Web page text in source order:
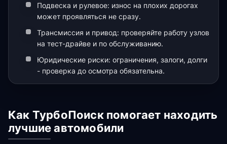
Подвеска и рулевое: износ на плохих дорогах
может проявляться не сразу.
Трансмиссия и привод: проверяйте работу узлов
на тест-драйве и по обслуживанию.
Юридические риски: ограничения, залоги, долги
- проверка до осмотра обязательна.
Как ТурбоПоиск помогает находить
лучшие автомобили